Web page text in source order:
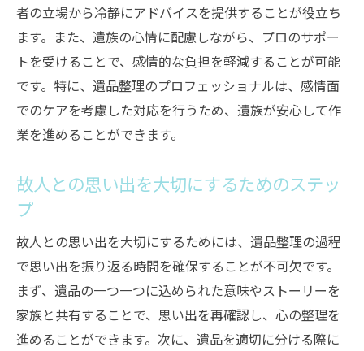
者の立場から冷静にアドバイスを提供することが役立ち
ます。また、遺族の心情に配慮しながら、プロのサポー
トを受けることで、感情的な負担を軽減することが可能
です。特に、遺品整理のプロフェッショナルは、感情面
でのケアを考慮した対応を行うため、遺族が安心して作
業を進めることができます。
故人との思い出を大切にするためのステッ
プ
故人との思い出を大切にするためには、遺品整理の過程
で思い出を振り返る時間を確保することが不可欠です。
まず、遺品の一つ一つに込められた意味やストーリーを
家族と共有することで、思い出を再確認し、心の整理を
進めることができます。次に、遺品を適切に分ける際に